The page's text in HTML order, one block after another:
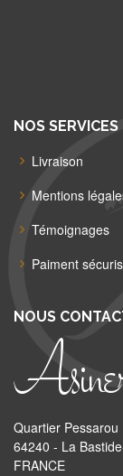
NOS SERVICES
Livraison
Mentions
Témoignages
Paiment
NOUS
Quartier Pessarou
64240 - La
FRANCE